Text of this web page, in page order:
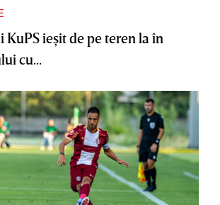
KuPS ieşit de pe teren la în
cu...